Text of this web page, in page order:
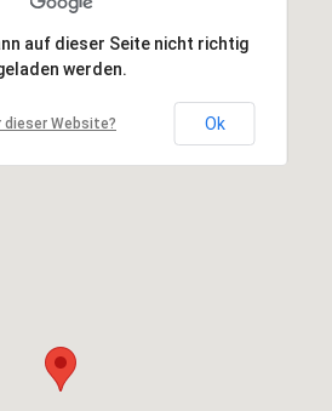
auf dieser Seite nicht richtig
werden.
dieser Website? Ok
auf dieser Seite nicht richtig
werden.
dieser Website? Ok